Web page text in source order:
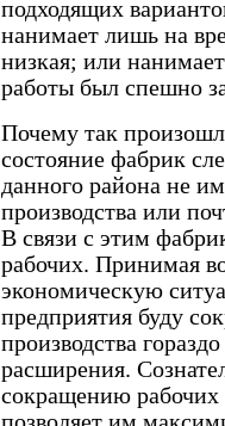
подходящих
нанимает лишь на
низкая; или
работы был спешно
Почему так
состояние фабрик
данного района не
производства или
В связи с этим
рабочих. Принимая
экономическую
предприятия буду
производства
расширения.
сокращению рабочих